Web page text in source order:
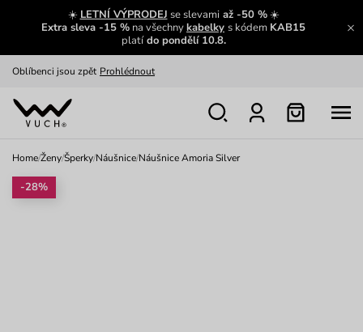
☀️ LETNÍ VÝPRODEJ se slevamiaž -50 %☀️
Extra sleva -15 % na všechnykabelky s kódem KAB15
platído pondělí 10.8.
Zajímavosti ze světa Vuch:
Zobrazit
Oblíbenci jsou zpět Prohlédnout
Nech se inspirovat
Home/Ženy/Šperky/Náušnice/Náušnice Amoria Silver
-28%